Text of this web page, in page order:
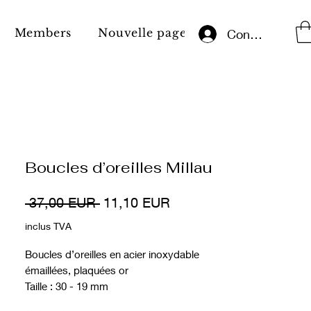
Members Nouvelle page Aviz juridic
Conectează-te
Boucles d’oreilles Millau
37,00 EUR Preț
11,10 EUR
inclus TVA
Boucles d’oreilles en acier inoxydable
émaillées, plaquées or
Taille : 30 - 19 mm